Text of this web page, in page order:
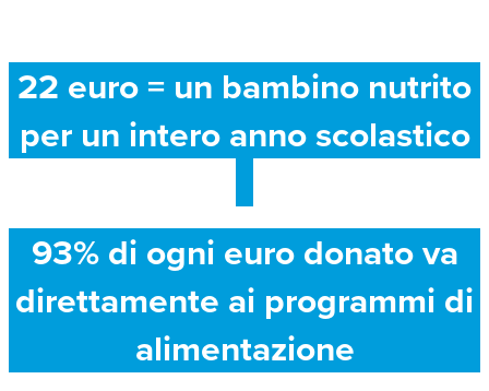
22 euro = un bambino nutrito
per un intero anno scolastico
93% di ogni euro donato va
direttamente ai programmi di
alimentazione